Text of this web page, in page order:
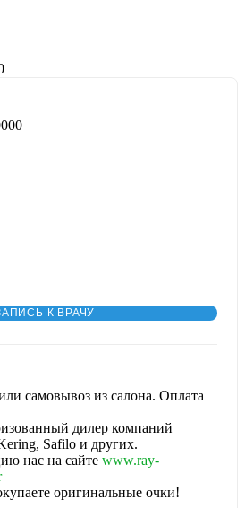
000
К ВРАЧУ
самовывоз из салона. Оплата
дилер компаний
Safilo и других.
нас на сайте www.ray-
оригинальные очки!